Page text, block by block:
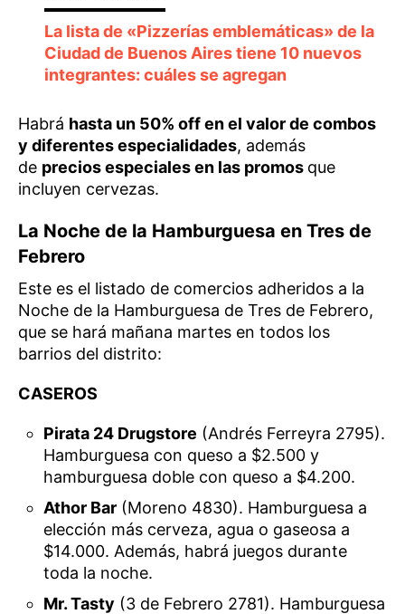
La lista de «Pizzerías emblemáticas» de la
Ciudad de Buenos Aires tiene 10 nuevos
integrantes: cuáles se agregan
Habrá hasta un 50% off en el valor de combos
y diferentes especialidades, además
de precios especiales en las promos que
incluyen cervezas.
La Noche de la Hamburguesa en Tres de
Febrero
Este es el listado de comercios adheridos a la
Noche de la Hamburguesa de Tres de Febrero,
que se hará mañana martes en todos los
barrios del distrito:
CASEROS
Pirata 24 Drugstore (Andrés Ferreyra 2795).
Hamburguesa con queso a $2.500 y
hamburguesa doble con queso a $4.200.
Athor Bar (Moreno 4830). Hamburguesa a
elección más cerveza, agua o gaseosa a
$14.000. Además, habrá juegos durante
toda la noche.
Mr. Tasty (3 de Febrero 2781). Hamburguesa